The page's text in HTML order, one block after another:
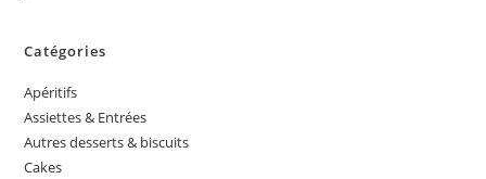
Catégories
Apéritifs
Assiettes & Entrées
Autres desserts & biscuits
Cakes